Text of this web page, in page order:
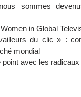
sommes
in Global
du clic » :
mondial
avec les radicaux